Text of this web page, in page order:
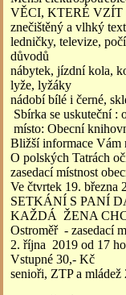
VĚCI, KTERÉ VZÍT
znečištěný a vlhký
ledničky, televize,
důvodů
nábytek, jízdní kola,
lyže, lyžáky
nádobí bílé i černé,
Sbírka se uskuteční
místo: Obecní
Bližší informace Vám
O polských Tatrách
zasedací místnost
Ve čtvrtek 19. března
SETKÁNÍ S PANÍ
KAŽDÁ ŽENA
Ostroměř - zasedací
2. října 2019 od 17
Vstupné 30,- Kč
senioři, ZTP a mládež